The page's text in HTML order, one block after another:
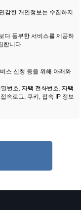
감한 개인정보는 수집하지
다 풍부한 서비스를 제공하
합니다.
스 신청 등을 위해 아래와
번호, 자택 전화번호, 자택
속로그, 쿠키, 접속 IP 정보
귀하의 컴퓨터 브라우저
비스를 제공할 수 있습니